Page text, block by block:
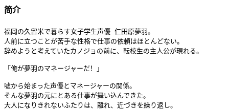
简介
福岡の久留米で暮らす女子学生声優 仁田原夢羽。
人前に立つことが苦手な性格で仕事の依頼はほとんどない。
辞めようと考えていたカノジョの前に、転校生の主人公が現れる。
「俺が夢羽のマネージャーだ！」
嘘から始まった声優とマネージャーの関係。
そんな夢羽の元にとある仕事が舞い込んできた。
大人になりきれないふたりは、離れ、近づきを繰り返し。